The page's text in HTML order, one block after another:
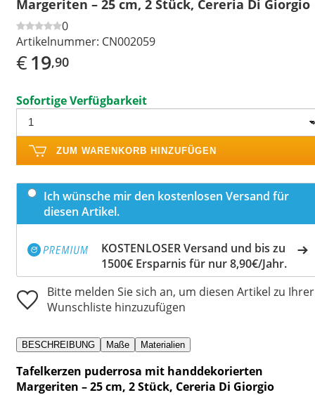
Margeriten – 25 cm, 2 Stück, Cereria Di Giorgio
0
Artikelnummer: CN002059
€19,90
Sofortige Verfügbarkeit
ZUM WARENKORB HINZUFÜGEN
Ich wünsche mir den kostenlosen Versand für
diesen Artikel.
KOSTENLOSER Versand und bis zu
1500€ Ersparnis für nur 8,90€/Jahr.
Bitte melden Sie sich an, um diesen Artikel zu Ihrer
Wunschliste hinzuzufügen
BESCHREIBUNG Maße Materialien
Tafelkerzen puderrosa mit handdekorierten
Margeriten – 25 cm, 2 Stück, Cereria Di Giorgio